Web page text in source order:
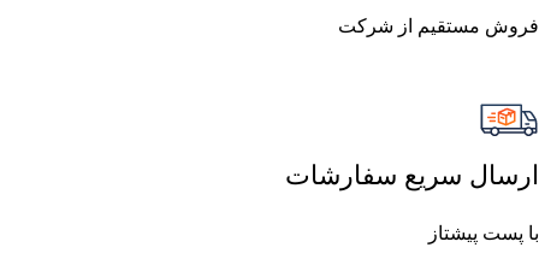
فروش مستقیم از شرکت
ارسال سریع سفارشات
با پست پیشتاز